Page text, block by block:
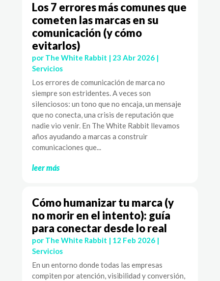
Los 7 errores más comunes que
cometen las marcas en su
comunicación (y cómo
evitarlos)
por The White Rabbit | 23 Abr 2026|
Servicios
Los errores de comunicación de marca no
siempre son estridentes. A veces son
silenciosos: un tono que no encaja, un mensaje
que no conecta, una crisis de reputación que
nadie vio venir. En The White Rabbit llevamos
años ayudando a marcas a construir
comunicaciones que...
leer más
Cómo humanizar tu marca (y
no morir en el intento): guía
para conectar desde lo real
por The White Rabbit | 12 Feb 2026|
Servicios
En un entorno donde todas las empresas
compiten por atención, visibilidad y conversión,